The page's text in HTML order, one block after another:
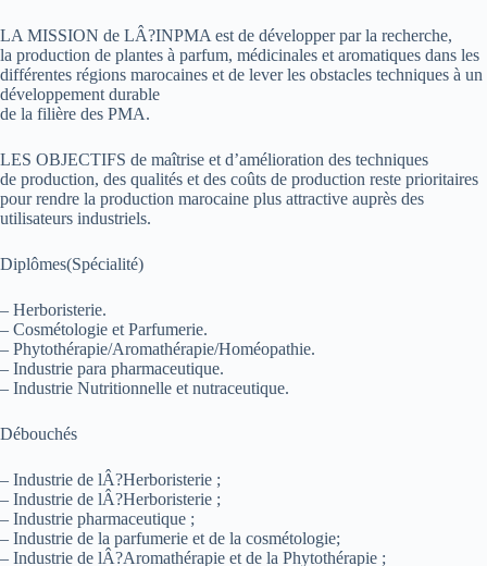
LA MISSION de LÂ?INPMA est de développer par la recherche,
la production de plantes à parfum, médicinales et aromatiques dans les
différentes régions marocaines et de lever les obstacles techniques à un
développement durable
de la filière des PMA.
LES OBJECTIFS de maîtrise et d’amélioration des techniques
de production, des qualités et des coûts de production reste prioritaires
pour rendre la production marocaine plus attractive auprès des
utilisateurs industriels.
Diplômes(Spécialité)
– Herboristerie.
– Cosmétologie et Parfumerie.
– Phytothérapie/Aromathérapie/Homéopathie.
– Industrie para pharmaceutique.
– Industrie Nutritionnelle et nutraceutique.
Débouchés
– Industrie de lÂ?Herboristerie ;
– Industrie de lÂ?Herboristerie ;
– Industrie pharmaceutique ;
– Industrie de la parfumerie et de la cosmétologie;
– Industrie de lÂ?Aromathérapie et de la Phytothérapie ;